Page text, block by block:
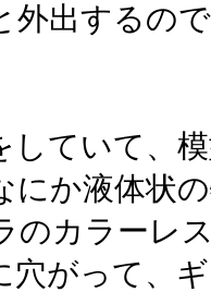
外出するの
していて、
にか液体状
のカラーレ
穴がって、